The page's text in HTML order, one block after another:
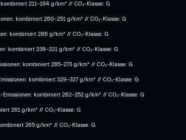
211-194 g/km* // CO₂-Klasse: G
kombiniert 260-251 g/km*​ // CO₂-Klasse: G​
kombiniert 286 g/km* // CO₂-Klasse: G
kombiniert 238-221 g/km* ​// CO₂-Klasse: G​
kombiniert 285-273 g/km*​ // CO₂-Klasse: G
kombiniert 329-327 g/km* // CO₂-Klasse: G
kombiniert 262-252 g/km* // CO₂-Klasse: G
261 g/km* // CO₂-Klasse: G
265 g/km* // CO₂-Klasse: G